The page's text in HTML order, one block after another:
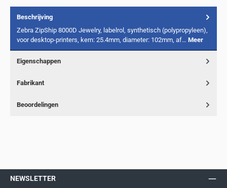
Beschrijving
Zebra ZipShip 8000D Jewelry, labelrol, synthetisch (polypropyleen),
voor desktop-printers, kern: 25.4mm, diameter: 102mm, af… Meer
Eigenschappen
Fabrikant
Beoordelingen
NEWSLETTER